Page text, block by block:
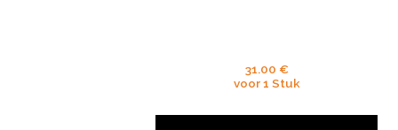
31.00 €
voor 1 Stuk